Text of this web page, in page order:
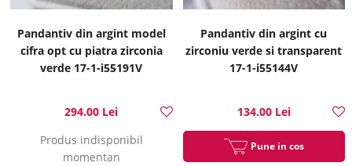
Pandantiv din argint model
cifra opt cu piatra zirconia
verde 17-1-i55191V
294.00 Lei
Produs indisponibil
momentan
Pandantiv din argint cu
zirconiu verde si transparent
17-1-i55144V
134.00 Lei
Pune in cos